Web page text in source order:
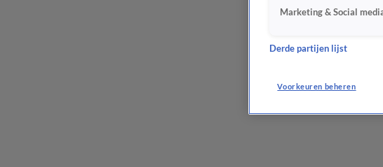
Marketing & Social
Derde partijen lijst
Voorkeuren beheren